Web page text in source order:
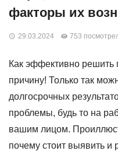
факторы их
29.03.2024 753
Как эффективно решить
причину! Только так
долгосрочных
проблемы, будь то на
вашим лицом.
почему стоит выявить и